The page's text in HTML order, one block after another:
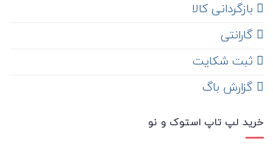
‌ بازگردانی کالا
گارانتی
ثبت شکایت
‌ گزارش باگ
خرید لپ تاپ استوک و نو